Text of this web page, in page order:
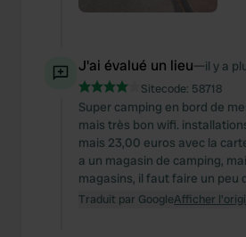
J'ai évalué un lieu—il y a
Sitecode: 58718
Super camping en bord de
mais très bon wifi.
mais 23,00 euros avec la
a un magasin de camping,
magasins, il faut faire un peu
Traduit par GoogleAfficher